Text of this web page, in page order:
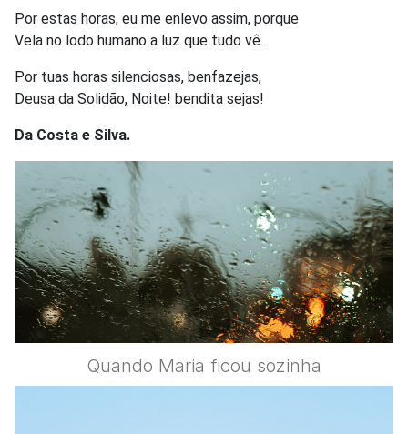
Por estas horas, eu me enlevo assim, porque
Vela no lodo humano a luz que tudo vê...
Por tuas horas silenciosas, benfazejas,
Deusa da Solidão, Noite! bendita sejas!
Da Costa e Silva.
Quando Maria ficou sozinha